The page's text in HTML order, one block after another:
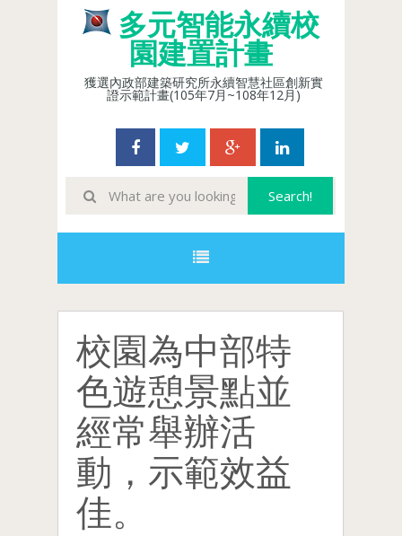
多元智能永續校
園建置計畫
獲選內政部建築研究所永續智慧社區創新實
證示範計畫(105年7月~108年12月)
校園為中部特
色遊憩景點並
經常舉辦活
動，示範效益
佳。